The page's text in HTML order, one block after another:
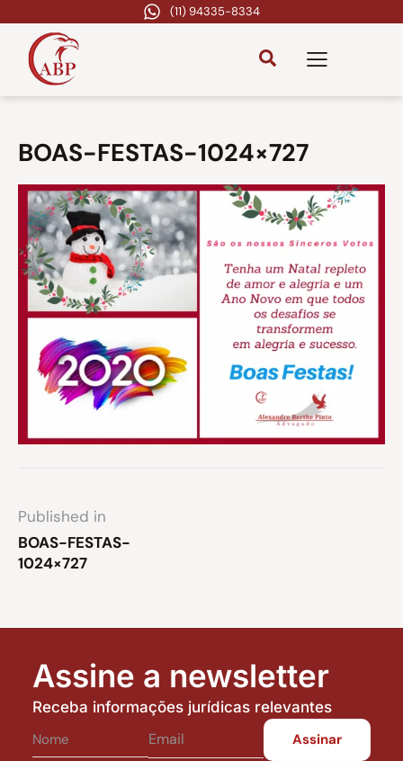
(11) 94335-8334
BOAS-FESTAS-1024×727
Published in
BOAS-FESTAS-
1024×727
Assine a newsletter
Receba informações jurídicas relevantes